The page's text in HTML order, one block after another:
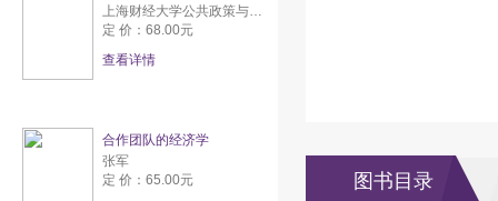
上海财经大学公共政策与研究中心
定 价：68.00元
查看详情
合作团队的经济学
张军
定 价：65.00元
图书目录